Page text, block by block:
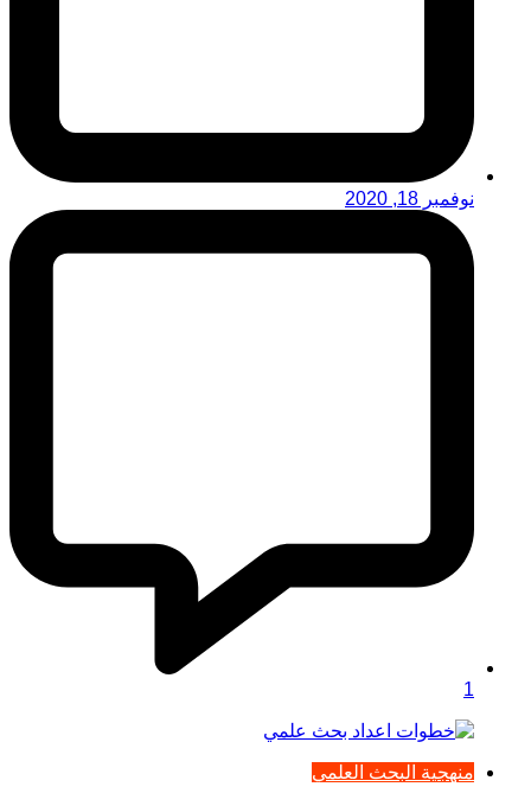
نوفمبر 18, 2020
1
منهجية البحث العلمي